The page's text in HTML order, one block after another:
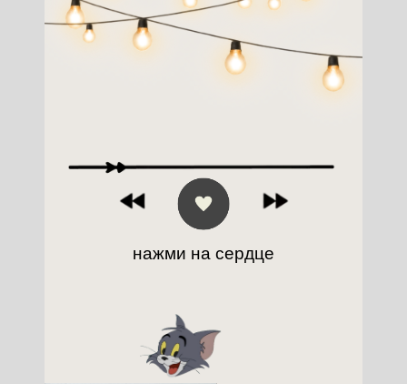
нажми на сердце